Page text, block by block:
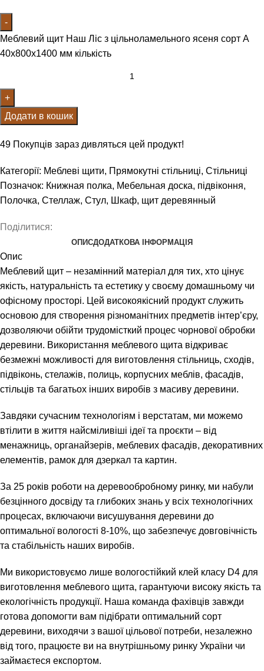
Меблевий щит Наш Ліс з цільноламельного ясеня сорт А
40х800х1400 мм кількість
Додати в кошик
49 Покупців зараз дивляться цей продукт!
Категорії: Меблеві щити, Прямокутні стільниці, Стільниці
Позначок: Книжная полка, Мебельная доска, підвіконня,
Полочка, Стеллаж, Стул, Шкаф, щит деревянный
Поділитися:
ОПИСДОДАТКОВА ІНФОРМАЦІЯ
Опис
Меблевий щит – незамінний матеріал для тих, хто цінує
якість, натуральність та естетику у своєму домашньому чи
офісному просторі. Цей високоякісний продукт служить
основою для створення різноманітних предметів інтер’єру,
дозволяючи обійти трудомісткий процес чорнової обробки
деревини. Використання меблевого щита відкриває
безмежні можливості для виготовлення стільниць, сходів,
підвіконь, стелажів, полиць, корпусних меблів, фасадів,
стільців та багатьох інших виробів з масиву деревини.
Завдяки сучасним технологіям і верстатам, ми можемо
втілити в життя найсміливіші ідеї та проєкти – від
менажниць, органайзерів, меблевих фасадів, декоративних
елементів, рамок для дзеркал та картин.
За 25 років роботи на деревообробному ринку, ми набули
безцінного досвіду та глибоких знань у всіх технологічних
процесах, включаючи висушування деревини до
оптимальної вологості 8-10%, що забезпечує довговічність
та стабільність наших виробів.
Ми використовуємо лише вологостійкий клей класу D4 для
виготовлення меблевого щита, гарантуючи високу якість та
екологічність продукції. Наша команда фахівців завжди
готова допомогти вам підібрати оптимальний сорт
деревини, виходячи з вашої цільової потреби, незалежно
від того, працюєте ви на внутрішньому ринку України чи
займаєтеся експортом.